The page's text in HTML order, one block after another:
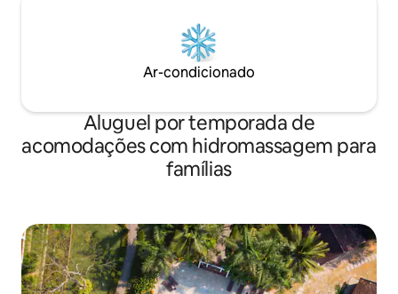
Ar-condicionado
Aluguel por temporada de
acomodações com hidromassagem para
famílias